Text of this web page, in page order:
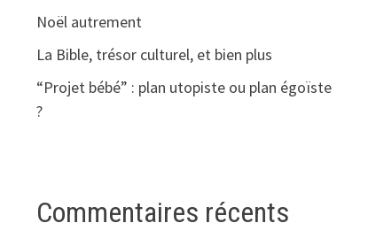
Noël autrement
La Bible, trésor culturel, et bien plus
“Projet bébé” : plan utopiste ou plan égoïste
?
Commentaires récents